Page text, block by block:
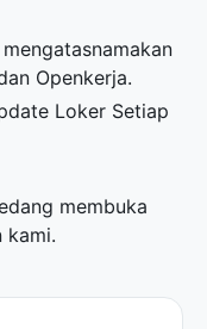
Openkerja.
Loker Setiap
membuka
kami.